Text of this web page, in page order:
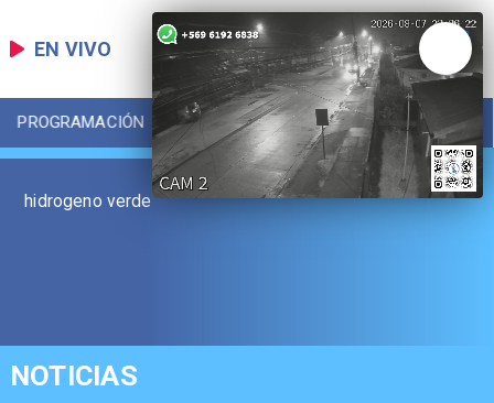
EN VIVO
PROGRAMACIÓN LOCAL DEPORTES
hidrogeno verde
NOTICIAS